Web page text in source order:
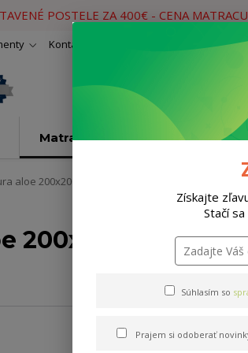
POSTELE ZA 400€ - CENA
Kontakty
Matrace Rošty
aloe 200x200cm
200x200cm
Získajte
Stačí
Súhlasím so
Prajem si odoberať